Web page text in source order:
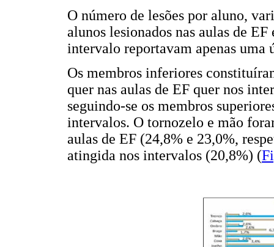
O número de lesões por aluno,
alunos lesionados nas aulas de
intervalo reportavam apenas uma
Os membros inferiores
quer nas aulas de EF quer nos
seguindo-se os membros
intervalos. O tornozelo e mão
aulas de EF (24,8% e 23,0%,
atingida nos intervalos (20,8%) (